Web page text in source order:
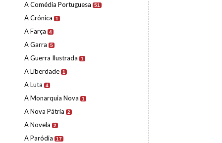
A Comédia Portuguesa 51
A Crónica 1
A Farça 4
A Garra 5
A Guerra Ilustrada 1
A Liberdade 1
A Luta 4
A Monarquia Nova 1
A Nova Pátria 2
A Novela 2
A Paródia 17